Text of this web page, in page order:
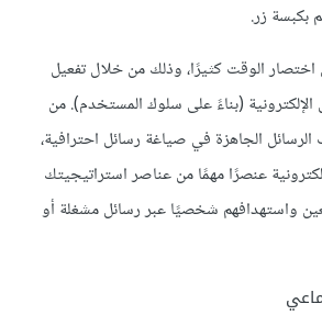
بكبسة زر.
الوقت كثيرًا، وذلك من خلال تفعيل
الإلكترونية (بناءً على سلوك المستخدم). من
الجاهزة في صياغة رسائل احترافية،
عنصرًا مهمًا من عناصر استراتيجيتك
واستهدافهم شخصيًا عبر رسائل مشغلة أو